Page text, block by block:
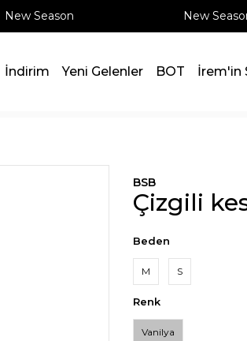
New Season New Season
İndirim Yeni Gelenler BOT İrem'in
BSB
Çizgili
Beden
M S
Renk
Vanilya